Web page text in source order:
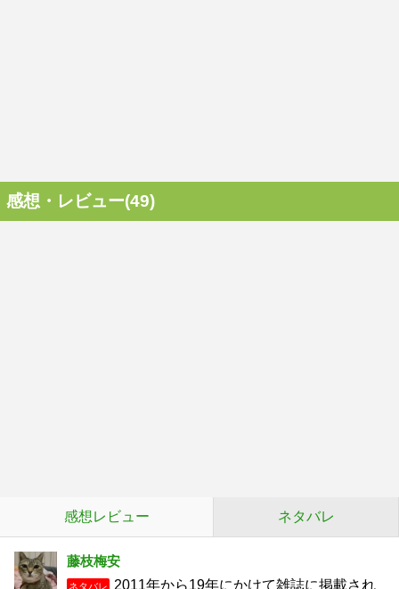
感想・レビュー(49)
感想レビュー ネタバレ
藤枝梅安
ネタバレ
2011年から19年にかけて雑誌に掲載され